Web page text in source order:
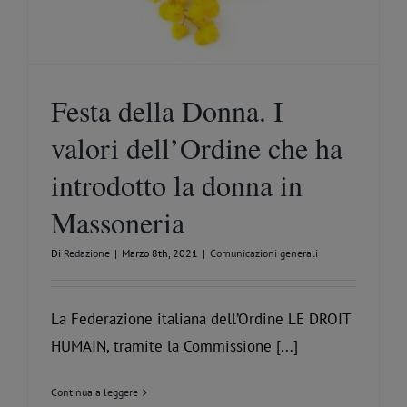
Festa della Donna. I
valori dell’Ordine che ha
introdotto la donna in
Massoneria
Di Redazione | Marzo 8th, 2021 | Comunicazioni generali
La Federazione italiana dell’Ordine LE DROIT
HUMAIN, tramite la Commissione [...]
Continua a leggere